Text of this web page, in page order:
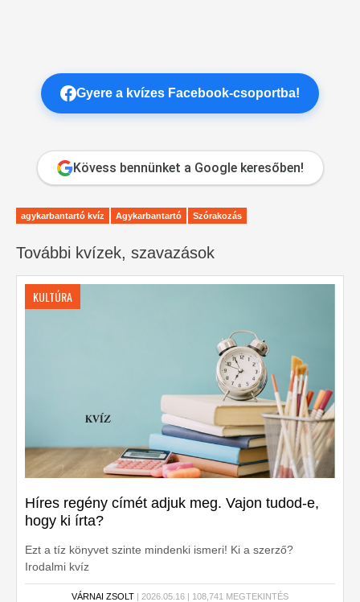
Gyere a kvízes Facebook-csoportba!
Kövess bennünket a Google keresőben!
agykarbantartó kvíz Agykarbantartó Szórakozás
További kvízek, szavazások
KULTÚRA
Híres regény címét adjuk meg. Vajon tudod-e,
hogy ki írta?
Ezt a tíz könyvet szinte mindenki ismeri! Ki a szerző?
Irodalmi kvíz
VÁRNAI ZSOLT | 2026.05.16 | 108,741 MEGTEKINTÉS